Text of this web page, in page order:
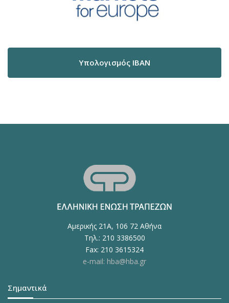
Υπολογισμός IBAN
Αμερικής 21Α, 106 72 Αθήνα
Τηλ.: 210 3386500
Fax: 210 3615324
e-mail: hba@hba.gr
Σημαντικά